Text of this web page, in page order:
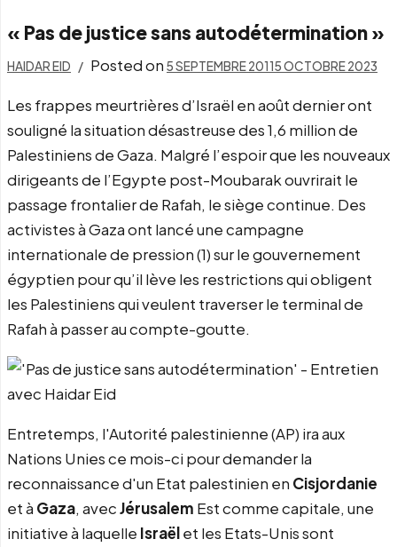
« Pas de justice sans autodétermination »
HAIDAR EID Posted on 5 SEPTEMBRE 20115 OCTOBRE 2023
Les frappes meurtrières d’Israël en août dernier ont
souligné la situation désastreuse des 1,6 million de
Palestiniens de Gaza. Malgré l’espoir que les nouveaux
dirigeants de l’Egypte post-Moubarak ouvrirait le
passage frontalier de Rafah, le siège continue. Des
activistes à Gaza ont lancé une campagne
internationale de pression (1) sur le gouvernement
égyptien pour qu’il lève les restrictions qui obligent
les Palestiniens qui veulent traverser le terminal de
Rafah à passer au compte-goutte.
Entretemps, l'Autorité palestinienne (AP) ira aux
Nations Unies ce mois-ci pour demander la
reconnaissance d'un Etat palestinien en Cisjordanie
et à Gaza, avecJérusalem Est comme capitale, une
initiative à laquelle Israëlet les Etats-Unis sont